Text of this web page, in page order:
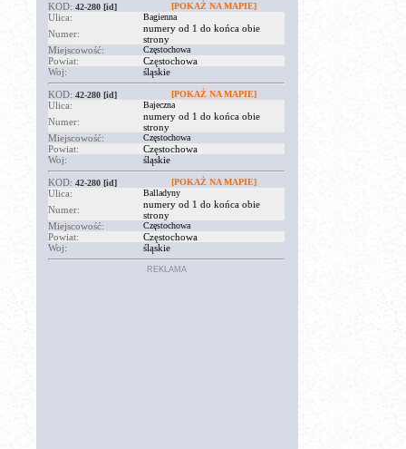
KOD: 42-280 [id] [POKAŻ NA MAPIE]
Ulica: Bagienna
Numer:
numery od 1 do końca obie
strony
Miejscowość:
Częstochowa
Powiat:
Częstochowa
Woj:
śląskie
KOD: 42-280 [id] [POKAŻ NA MAPIE]
Ulica: Bajeczna
Numer:
numery od 1 do końca obie
strony
Miejscowość:
Częstochowa
Powiat:
Częstochowa
Woj:
śląskie
KOD: 42-280 [id] [POKAŻ NA MAPIE]
Ulica: Balladyny
Numer:
numery od 1 do końca obie
strony
Miejscowość:
Częstochowa
Powiat:
Częstochowa
Woj:
śląskie
REKLAMA